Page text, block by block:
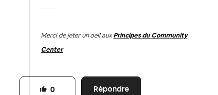
-----
Merci de jeter un oeil aux Principes du Community
Center
Répondre
0